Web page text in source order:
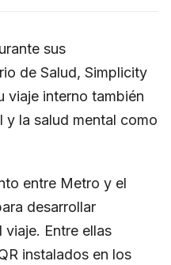
sus
de Salud, Simplicity
viaje interno también
y la salud mental como
entre Metro y el
desarrollar
Entre ellas
instalados en los